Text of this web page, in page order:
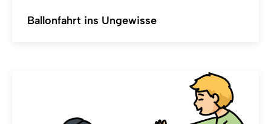
Ballonfahrt ins Ungewisse